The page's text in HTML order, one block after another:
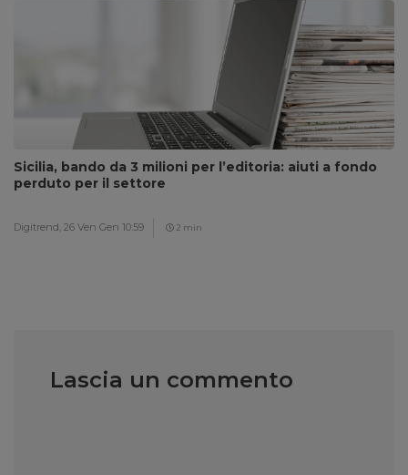
Sicilia, bando da 3 milioni per l’editoria: aiuti a fondo
perduto per il settore
Digitrend, 26 Ven Gen 10:59 2 min
Lascia un commento